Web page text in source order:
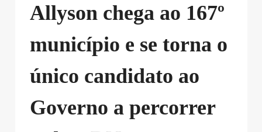
Allyson chega ao 167º
município e se torna o
único candidato ao
Governo a percorrer